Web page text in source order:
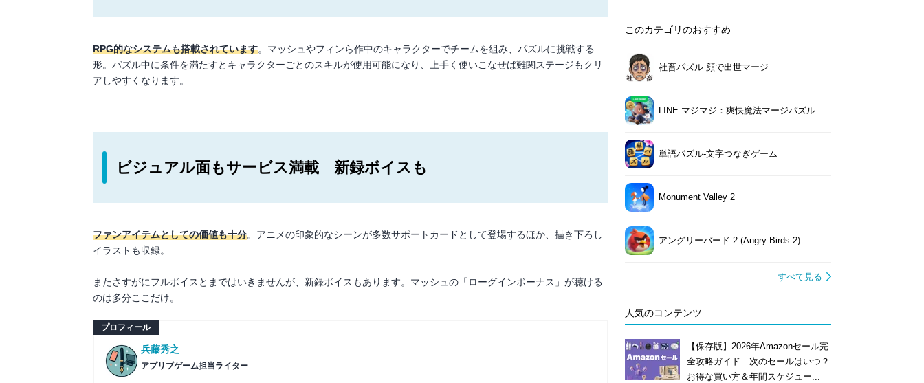
RPG的なシステムも搭載されています。マッシュやフィンら作中のキャラクターでチームを組み、パズルに挑戦する
形。パズル中に条件を満たすとキャラクターごとのスキルが使用可能になり、上手く使いこなせば難関ステージもクリ
アしやすくなります。
ビジュアル面もサービス満載 新録ボイスも
ファンアイテムとしての価値も十分。アニメの印象的なシーンが多数サポートカードとして登場するほか、描き下ろし
イラストも収録。
またさすがにフルボイスとまではいきませんが、新録ボイスもあります。マッシュの「ローグインボーナス」が聴ける
のは多分ここだけ。
プロフィール
兵藤秀之
アプリブゲーム担当ライター
このカテゴリのおすすめ
社畜パズル 顔で出世マージ
LINE マジマジ：爽快魔法マージパズル
単語パズル-文字つなぎゲーム
Monument Valley 2
アングリーバード 2 (Angry Birds 2)
すべて見る
人気のコンテンツ
【保存版】2026年Amazonセール完
全攻略ガイド｜次のセールはいつ？
お得な買い方＆年間スケジュー...